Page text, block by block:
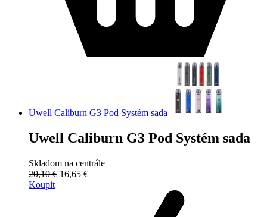
Uwell Caliburn G3 Pod Systém sada
Uwell Caliburn G3 Pod Systém sada
Skladom na centrále
20,10 € 16,65 €
Koupit